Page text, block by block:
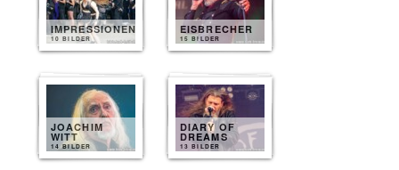
IMPRESSIONEN
10 BILDER
EISBRECHER
15 BILDER
JOACHIM
WITT
14 BILDER
DIARY OF
DREAMS
13 BILDER